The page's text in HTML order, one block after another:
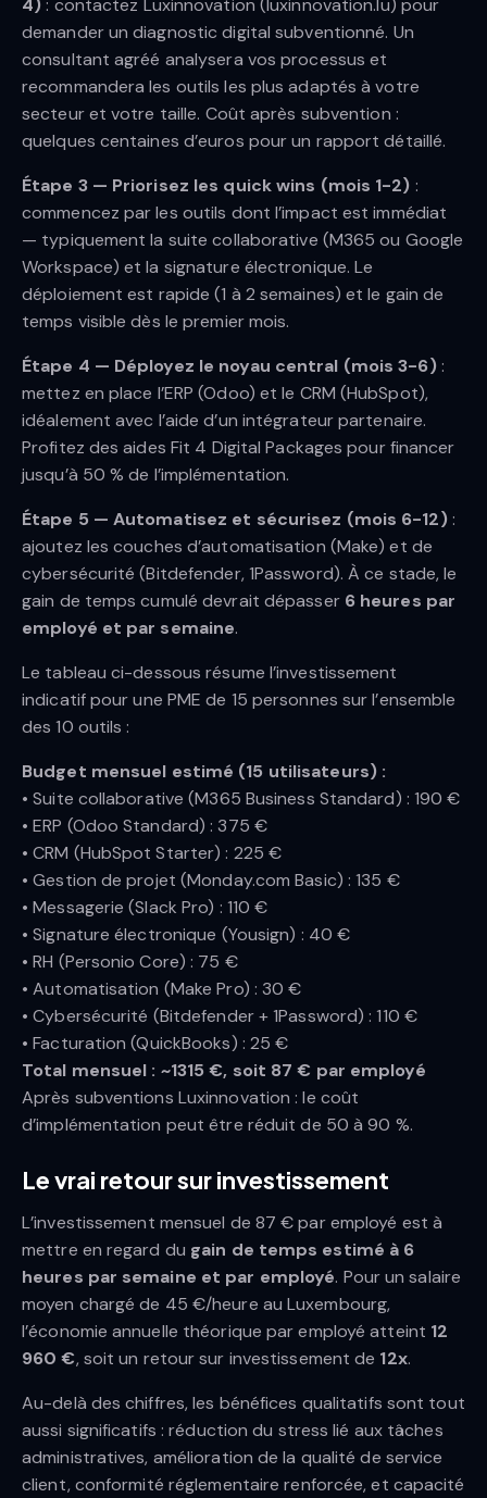
4): contactez Luxinnovation (luxinnovation.lu) pour
demander un diagnostic digital subventionné. Un
consultant agréé analysera vos processus et
recommandera les outils les plus adaptés à votre
secteur et votre taille. Coût après subvention :
quelques centaines d’euros pour un rapport détaillé.
Étape 3 — Priorisez les quick wins (mois 1-2) :
commencez par les outils dont l’impact est immédiat
— typiquement la suite collaborative (M365 ou Google
Workspace) et la signature électronique. Le
déploiement est rapide (1 à 2 semaines) et le gain de
temps visible dès le premier mois.
Étape 4 — Déployez le noyau central (mois 3-6):
mettez en place l’ERP (Odoo) et le CRM (HubSpot),
idéalement avec l’aide d’un intégrateur partenaire.
Profitez des aides Fit 4 Digital Packages pour financer
jusqu’à 50 % de l’implémentation.
Étape 5 — Automatisez et sécurisez (mois 6-12):
ajoutez les couches d’automatisation (Make) et de
cybersécurité (Bitdefender, 1Password). À ce stade, le
gain de temps cumulé devrait dépasser 6 heures par
employé et par semaine.
Le tableau ci-dessous résume l’investissement
indicatif pour une PME de 15 personnes sur l’ensemble
des 10 outils :
Budget mensuel estimé (15 utilisateurs) :
• Suite collaborative (M365 Business Standard) : 190 €
• ERP (Odoo Standard) : 375 €
• CRM (HubSpot Starter) : 225 €
• Gestion de projet (Monday.com Basic) : 135 €
• Messagerie (Slack Pro) : 110 €
• Signature électronique (Yousign) : 40 €
• RH (Personio Core) : 75 €
• Automatisation (Make Pro) : 30 €
• Cybersécurité (Bitdefender + 1Password) : 110 €
• Facturation (QuickBooks) : 25 €
Total mensuel : ~1315 €, soit 87 € par employé
Après subventions Luxinnovation : le coût
d’implémentation peut être réduit de 50 à 90 %.
Le vrai retour sur investissement
L’investissement mensuel de 87 € par employé est à
mettre en regard du gain de temps estimé à 6
heures par semaine et par employé. Pour un salaire
moyen chargé de 45 €/heure au Luxembourg,
l’économie annuelle théorique par employé atteint 12
960 €, soit un retour sur investissement de 12x.
Au-delà des chiffres, les bénéfices qualitatifs sont tout
aussi significatifs : réduction du stress lié aux tâches
administratives, amélioration de la qualité de service
client, conformité réglementaire renforcée, et capacité